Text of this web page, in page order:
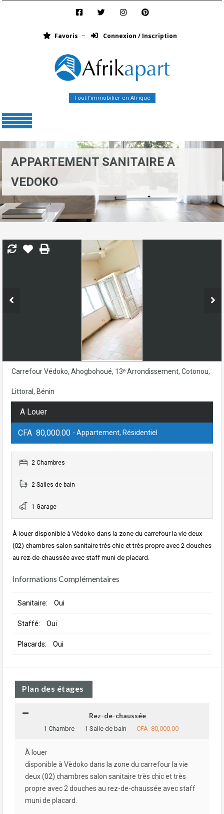
Favoris Connexion / Inscription
Tout l’immobilier en Afrique
APPARTEMENT SANITAIRE A
VEDOKO
Carrefour Védoko, Ahogbohoué, 13ᵉ Arrondissement, Cotonou,
Littoral, Bénin
A Louer
CFA 80,000.00 - Appartement, Résidentiel
2 Chambres
2 Salles de bain
1 Garage
À louer disponible à Vèdoko dans la zone du carrefour la vie deux
(02) chambres salon sanitaire très chic et très propre avec 2 douches
au rez-de-chaussée avec staff muni de placard.
Informations Complémentaires
Sanitaire: Oui
Staffé: Oui
Placards: Oui
Plan des étages
Rez-de-chaussée
1 Chambre 1 Salle de bain CFA 80,000.00
À louer
disponible à Vèdoko dans la zone du carrefour la vie
deux (02) chambres salon sanitaire très chic et très
propre avec 2 douches au rez-de-chaussée avec staff
muni de placard.